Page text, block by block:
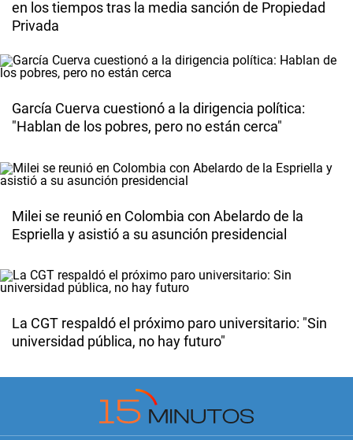
en los tiempos tras la media sanción de Propiedad
Privada
García Cuerva cuestionó a la dirigencia política:
"Hablan de los pobres, pero no están cerca"
Milei se reunió en Colombia con Abelardo de la
Espriella y asistió a su asunción presidencial
La CGT respaldó el próximo paro universitario: "Sin
universidad pública, no hay futuro"